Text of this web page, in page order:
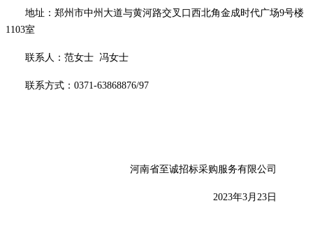
地址：郑州市中州大道与黄河路交叉口西北角金成时代广场9号楼
1103室
联系人： 范女士 冯女士
联系方式： 0371-63868876/97
河南省至诚招标采购服务有限公司
2023年3月 23 日